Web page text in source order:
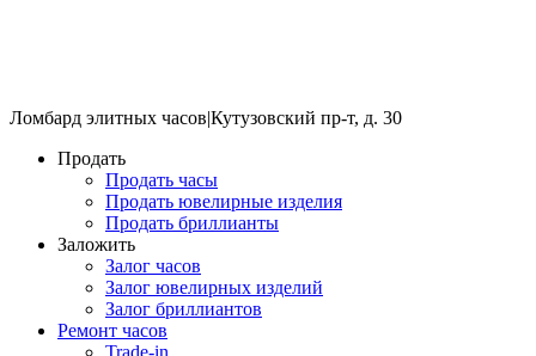
Ломбард элитных часов|Кутузовский пр-т, д. 30
Продать
Продать часы
Продать ювелирные изделия
Продать бриллианты
Заложить
Залог часов
Залог ювелирных изделий
Залог бриллиантов
Ремонт часов
Trade-in